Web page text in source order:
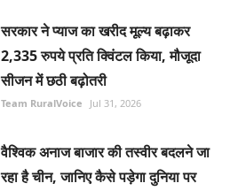
सरकार ने प्याज का खरीद मूल्य बढ़ाकर
2,335 रुपये प्रति क्विंटल किया, मौजूदा
सीजन में छठी बढ़ोतरी
Team RuralVoice Jul 31, 2026
वैश्विक अनाज बाजार की तस्वीर बदलने जा
रहा है चीन, जानिए कैसे पड़ेगा दुनिया पर